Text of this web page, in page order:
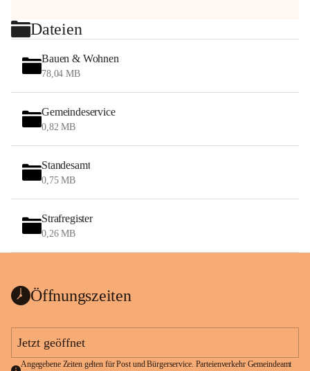
Dateien
Bauen & Wohnen
78,04 MB
Gemeindeservice
0,82 MB
Standesamt
0,75 MB
Strafregister
0,26 MB
Öffnungszeiten
Jetzt geöffnet
Angegebene Zeiten gelten für Post und Bürgerservice. Parteienverkehr Gemeindeamt